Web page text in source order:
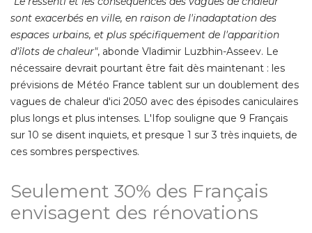
sont exacerbés en ville, en raison de l'inadaptation des
espaces urbains, et plus spécifiquement de l'apparition
d'îlots de chaleur", abonde Vladimir Luzbhin-Asseev. Le
nécessaire devrait pourtant être fait dès maintenant : les
prévisions de Météo France tablent sur un doublement des
vagues de chaleur d'ici 2050 avec des épisodes caniculaires
plus longs et plus intenses. L'Ifop souligne que 9 Français
sur 10 se disent inquiets, et presque 1 sur 3 très inquiets, de
ces sombres perspectives.
Seulement 30% des Français
envisagent des rénovations